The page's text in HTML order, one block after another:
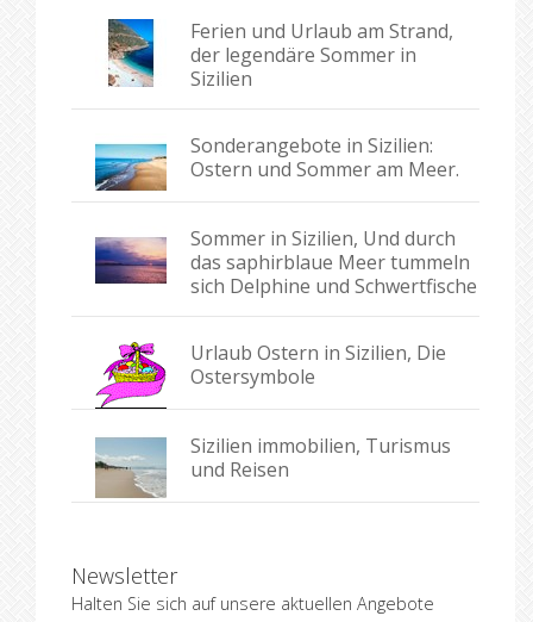
Ferien und Urlaub am Strand,
der legendäre Sommer in
Sizilien
Sonderangebote in Sizilien:
Ostern und Sommer am Meer.
Sommer in Sizilien, Und durch
das saphirblaue Meer tummeln
sich Delphine und Schwertfische
Urlaub Ostern in Sizilien, Die
Ostersymbole
Sizilien immobilien, Turismus
und Reisen
Newsletter
Halten Sie sich auf unsere aktuellen Angebote